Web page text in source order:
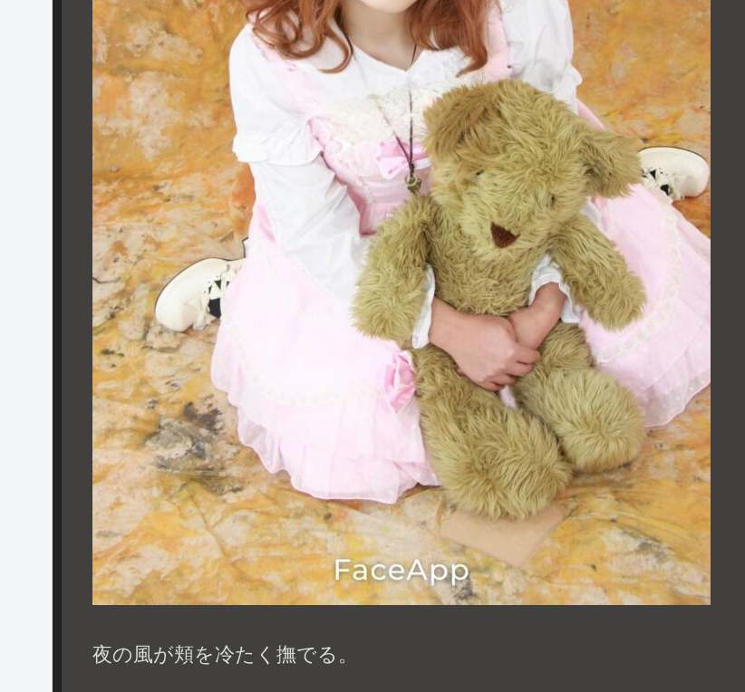
夜の風が頬を冷たく撫でる。